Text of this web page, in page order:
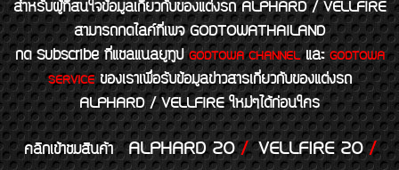
สำหรับผู้ที่สนใจข้อมูลเกี่ยวกับของแต่งรถ ALPHARD / VELLFIRE
สามารถกดไลค์ที่เพจ GODTOWATHAILAND
กด Subscribe ที่แชลแนลยูทูปGODTOWA CHANNELและGODTOWA
SERVICEของเราเพื่อรับข้อมูลข่าวสารเกี่ยวกับของแต่งรถ
ALPHARD / VELLFIRE ใหม่ๆได้ก่อนใคร
คลิกเข้าชมสินค้า ALPHARD 20/VELLFIRE 20/